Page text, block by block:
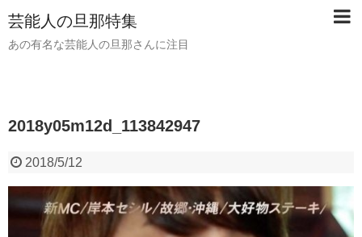
芸能人の旦那特集
あの有名な芸能人の旦那さんに注目
2018y05m12d_113842947
2018/5/12